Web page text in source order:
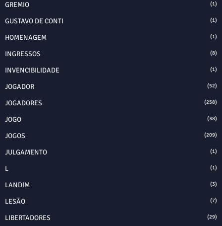
GREMIO (1)
GUSTAVO DE CONTI (1)
HOMENAGEM (1)
INGRESSOS (8)
INVENCIBILIDADE (1)
JOGADOR (52)
JOGADORES (258)
JOGO (38)
JOGOS (209)
JULGAMENTO (1)
L (1)
LANDIM (3)
LESÃO (7)
LIBERTADORES (29)